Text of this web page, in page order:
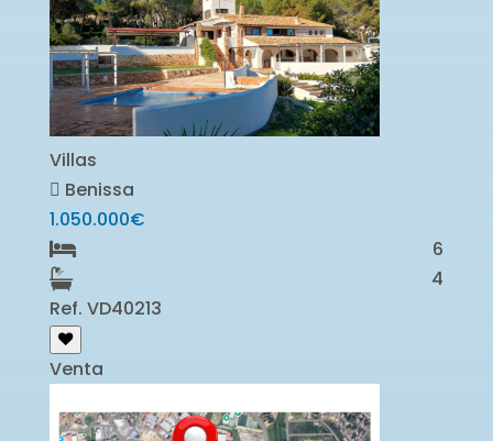
Villas
Benissa
1.050.000€
6
4
Ref. VD40213
Venta